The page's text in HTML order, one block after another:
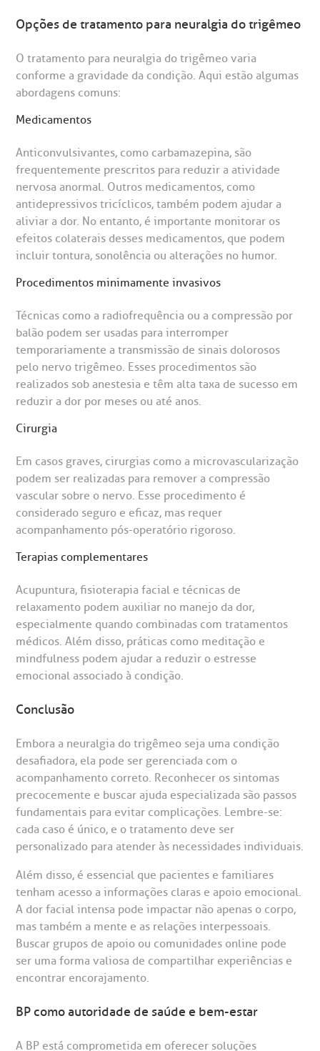
Opções de tratamento para neuralgia do trigêmeo
O tratamento para neuralgia do trigêmeo varia
conforme a gravidade da condição. Aqui estão algumas
abordagens comuns:
Medicamentos
Anticonvulsivantes, como carbamazepina, são
frequentemente prescritos para reduzir a atividade
nervosa anormal. Outros medicamentos, como
antidepressivos tricíclicos, também podem ajudar a
aliviar a dor. No entanto, é importante monitorar os
efeitos colaterais desses medicamentos, que podem
incluir tontura, sonolência ou alterações no humor.
Procedimentos minimamente invasivos
Técnicas como a radiofrequência ou a compressão por
balão podem ser usadas para interromper
temporariamente a transmissão de sinais dolorosos
pelo nervo trigêmeo. Esses procedimentos são
realizados sob anestesia e têm alta taxa de sucesso em
reduzir a dor por meses ou até anos.
Cirurgia
Em casos graves, cirurgias como a microvascularização
podem ser realizadas para remover a compressão
vascular sobre o nervo. Esse procedimento é
considerado seguro e eficaz, mas requer
acompanhamento pós-operatório rigoroso.
Terapias complementares
Acupuntura, fisioterapia facial e técnicas de
relaxamento podem auxiliar no manejo da dor,
especialmente quando combinadas com tratamentos
médicos. Além disso, práticas como meditação e
mindfulness podem ajudar a reduzir o estresse
emocional associado à condição.
Conclusão
Embora a neuralgia do trigêmeo seja uma condição
desafiadora, ela pode ser gerenciada com o
acompanhamento correto. Reconhecer os sintomas
precocemente e buscar ajuda especializada são passos
fundamentais para evitar complicações. Lembre-se:
cada caso é único, e o tratamento deve ser
personalizado para atender às necessidades individuais.
Além disso, é essencial que pacientes e familiares
tenham acesso a informações claras e apoio emocional.
A dor facial intensa pode impactar não apenas o corpo,
mas também a mente e as relações interpessoais.
Buscar grupos de apoio ou comunidades online pode
ser uma forma valiosa de compartilhar experiências e
encontrar encorajamento.
BP como autoridade de saúde e bem-estar
A BP está comprometida em oferecer soluções